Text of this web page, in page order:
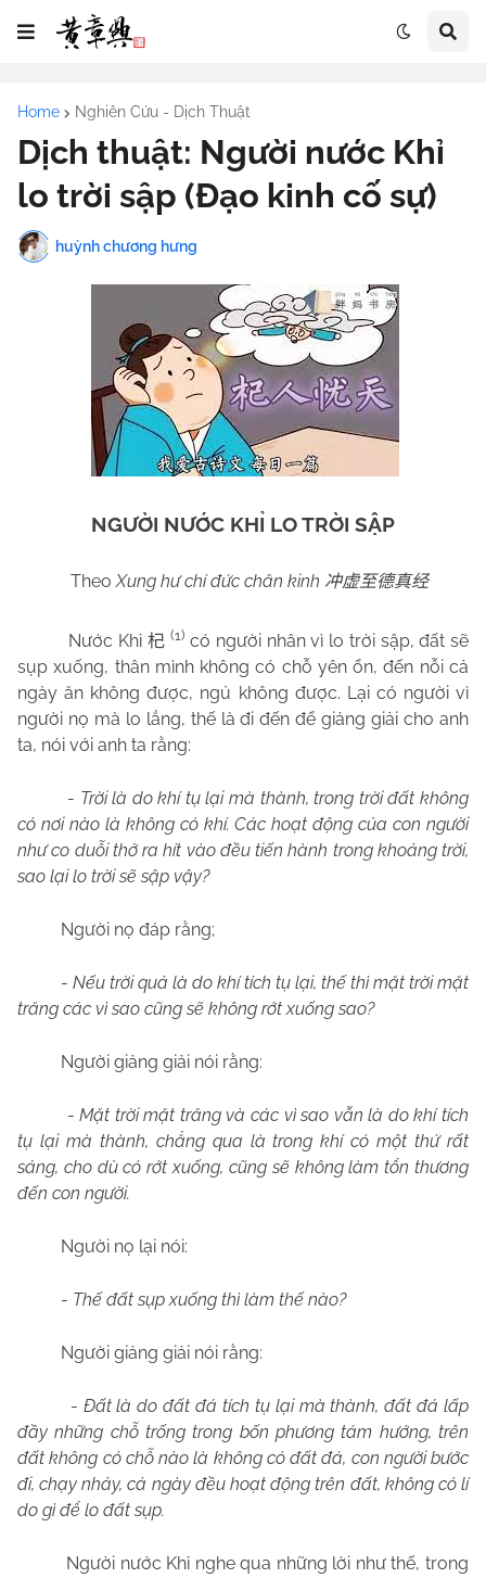
Home Nghiên Cứu - Dịch Thuật
Dịch thuật: Người nước Khỉ
lo trời sập (Đạo kinh cố sự)
huỳnh chương hưng
NGƯỜI NƯỚC KHỈ LO TRỜI SẬP
TheoXung hư chí đức chân kinh 冲虚至德真经
Nước Khỉ 杞 (1) có người nhân vì lo trời sập, đất sẽ
sụp xuống, thân mình không có chỗ yên ổn, đến nỗi cả
ngày ăn không được, ngủ không được. Lại có người vì
người nọ mà lo lắng, thế là đi đến để giảng giải cho anh
ta, nói với anh ta rằng:
- Trời là do khí tụ lại mà thành, trong trời đất không
có nơi nào là không có khí. Các hoạt động của con người
như co duỗi thở ra hít vào đều tiến hành trong khoảng trời,
sao lại lo trời sẽ sập vậy?
Người nọ đáp rằng;
- Nếu trời quả là do khí tích tụ lại, thế thì mặt trời mặt
trăng các vì sao cũng sẽ không rớt xuống sao?
Người giảng giải nói rằng:
-Mặt trời mặt trăng và các vì sao vẫn là do khí tích
tụ lại mà thành, chẳng qua là trong khí có một thứ rất
sáng, cho dù có rớt xuống, cũng sẽ không làm tổn thương
đến con người.
Người nọ lại nói:
- Thế đất sụp xuống thì làm thế nào?
Người giảng giải nói rằng:
- Đất là do đất đá tích tụ lại mà thành, đất đá lấp
đầy những chỗ trống trong bốn phương tám hướng, trên
đất không có chỗ nào là không có đất đá, con người bước
đi, chạy nhảy, cả ngày đều hoạt động trên đất, không có lí
do gì để lo đất sụp.
Người nước Khỉ nghe qua những lời như thế, trong